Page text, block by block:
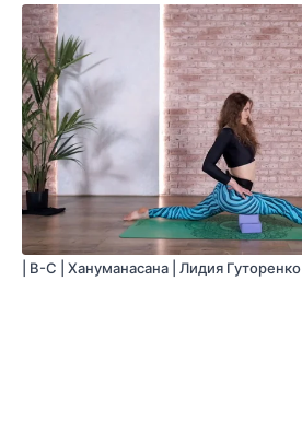
| B-C | Хануманасана | Лидия Гуторенко